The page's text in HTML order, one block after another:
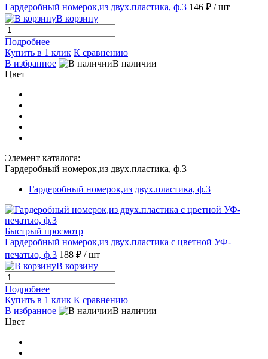
Гардеробный номерок,из двух.пластика, ф.3 146 ₽ / шт
В корзину
Подробнее
Купить в 1 клик К сравнению
В избранное
В наличии
Цвет
Элемент каталога:
Гардеробный номерок,из двух.пластика, ф.3
Гардеробный номерок,из двух.пластика, ф.3
Быстрый просмотр
Гардеробный номерок,из двух.пластика с цветной УФ-
печатью, ф.3 188 ₽ / шт
В корзину
Подробнее
Купить в 1 клик К сравнению
В избранное
В наличии
Цвет